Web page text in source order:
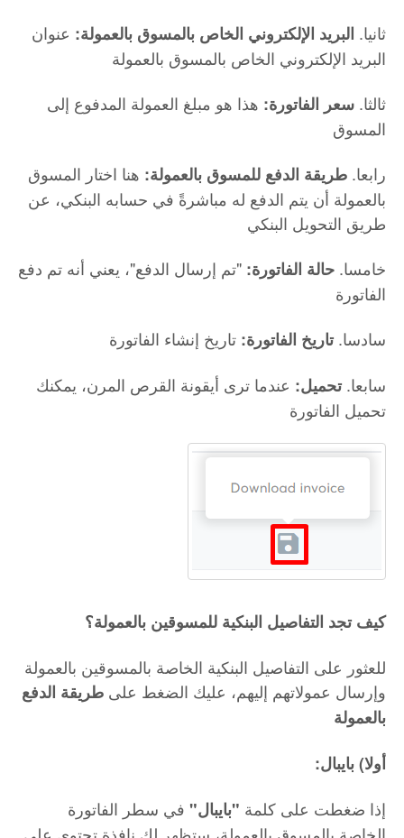
ثانيا. البريد الإلكتروني الخاص بالمسوق بالعمولة: عنوان
البريد الإلكتروني الخاص بالمسوق بالعمولة
ثالثا. سعر الفاتورة: هذا هو مبلغ العمولة المدفوع إلى
المسوق
رابعا. طريقة الدفع للمسوق بالعمولة: هنا اختار المسوق
بالعمولة أن يتم الدفع له مباشرةً في حسابه البنكي، عن
طريق التحويل البنكي
خامسا. حالة الفاتورة: "تم إرسال الدفع"، يعني أنه تم دفع
الفاتورة
سادسا.تاريخ الفاتورة: تاريخ إنشاء الفاتورة
سابعا.تحميل: عندما ترى أيقونة القرص المرن، يمكنك
تحميل الفاتورة
كيف تجد التفاصيل البنكية للمسوقين بالعمولة؟
للعثور على التفاصيل البنكية الخاصة بالمسوقين بالعمولة
وإرسال عمولاتهم إليهم، عليك الضغط على طريقة الدفع
بالعمولة
:أولا) بايبال
إذا ضغطت على كلمة "بايبال" في سطر الفاتورة
الخاصة بالمسوق بالعمولة، ستظهر لك نافذة تحتوي على